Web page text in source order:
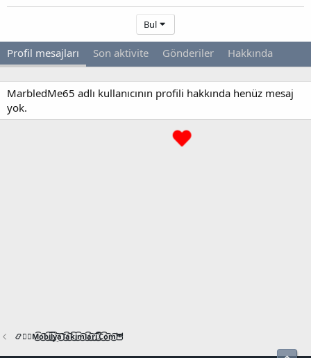
Bul
Profil mesajları Son aktivite Gönderiler Hakkında
MarbledMe65 adlı kullanıcının profili hakkında henüz mesaj
yok.
📿🧙‍♂️M͜͡o͜͡b͜͡i͜͡l͜͡y͜͡a͜͡T͜͡a͜͡k͜͡i͜͡m͜͡l͜͡a͜͡r͜͡i͜͡.͜͡C͜͡o͜͡m͜͡🦉